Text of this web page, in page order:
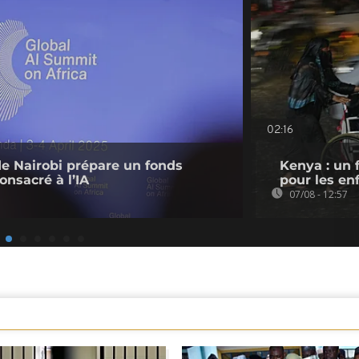
Nairobi prépare un fonds
à l’IA
02:16
Kenya : un
pour les
07/08 - 12:57